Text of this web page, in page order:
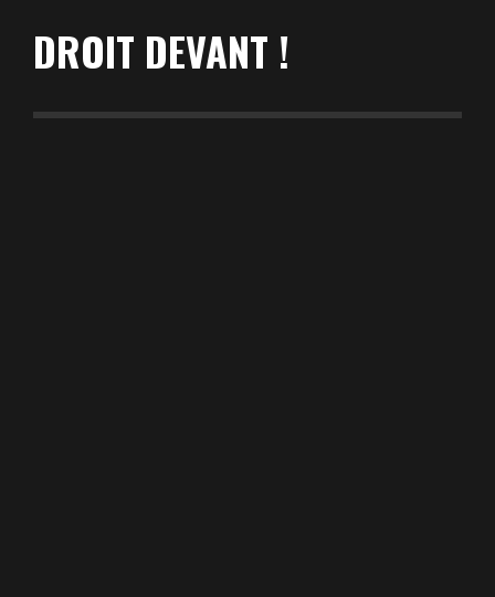
DROIT DEVANT !